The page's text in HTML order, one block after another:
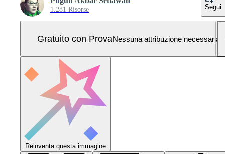
1.281 Risorse Segui
Gratuito con ProvaNessuna attribuzione necessaria
Reinventa questa immagine